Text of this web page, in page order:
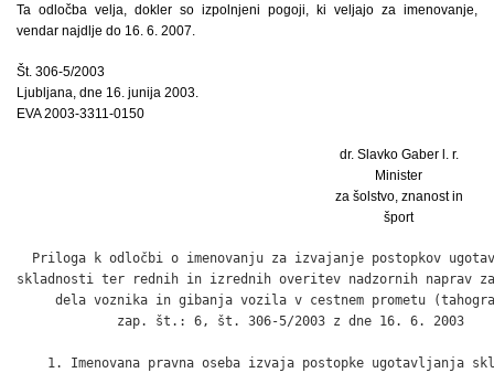
Ta odločba velja, dokler so izpolnjeni pogoji, ki veljajo za imenovanje,
vendar najdlje do 16. 6. 2007.
Št. 306-5/2003
Ljubljana, dne 16. junija 2003.
EVA 2003-3311-0150
dr. Slavko Gaber l. r.
Minister
za šolstvo, znanost in
šport
Priloga k odločbi o imenovanju za izvajanje postopkov
skladnosti ter rednih in izrednih overitev nadzornih naprav
dela voznika in gibanja vozila v cestnem prometu
             zap. št.: 6, št. 306-5/2003 z dne 16. 6. 2003
1. Imenovana pravna oseba izvaja postopke ugotavljanja